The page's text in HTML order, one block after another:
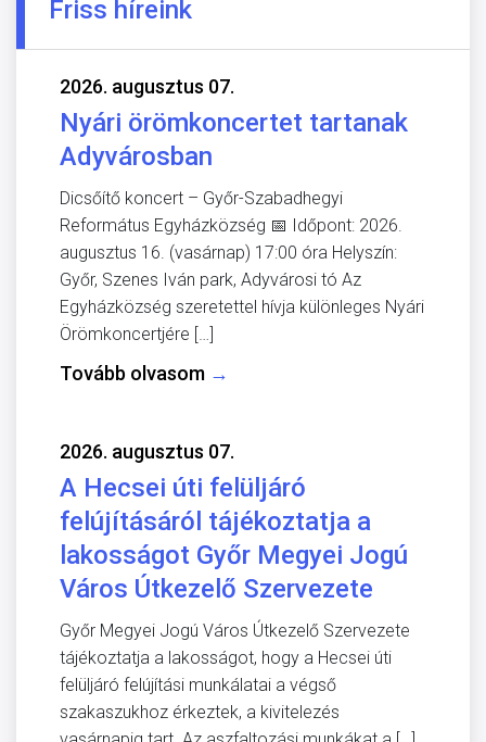
Friss híreink
2026. augusztus 07.
Nyári örömkoncertet tartanak
Adyvárosban
Dicsőítő koncert – Győr-Szabadhegyi
Református Egyházközség 📅 Időpont: 2026.
augusztus 16. (vasárnap) 17:00 óra Helyszín:
Győr, Szenes Iván park, Adyvárosi tó Az
Egyházközség szeretettel hívja különleges Nyári
Örömkoncertjére […]
Tovább olvasom →
2026. augusztus 07.
A Hecsei úti felüljáró
felújításáról tájékoztatja a
lakosságot Győr Megyei Jogú
Város Útkezelő Szervezete
Győr Megyei Jogú Város Útkezelő Szervezete
tájékoztatja a lakosságot, hogy a Hecsei úti
felüljáró felújítási munkálatai a végső
szakaszukhoz érkeztek, a kivitelezés